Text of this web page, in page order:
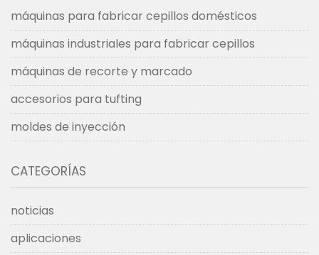
máquinas para fabricar cepillos domésticos
máquinas industriales para fabricar cepillos
máquinas de recorte y marcado
accesorios para tufting
moldes de inyección
CATEGORÍAS
noticias
aplicaciones